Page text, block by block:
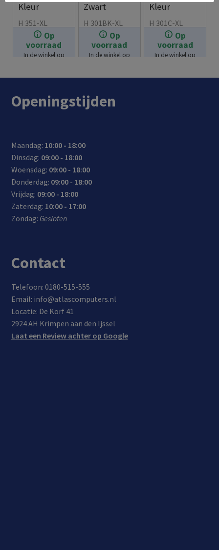
Op
voorraad
In de winkel op
Kleur
19.99
H 351-XL
Op
voorraad
In de winkel op
Zwart
21.99
H 301BK-XL
Op
voorraad
In de winkel op
Kleur
23.99
H 301C-XL
Openingstijden
Maandag: 10:00 - 18:00
Dinsdag: 09:00 - 18:00
Woensdag: 09:00 - 18:00
Donderdag: 09:00 - 18:00
Vrijdag: 09:00 - 18:00
Zaterdag: 10:00 - 17:00
Zondag: Gesloten
Contact
Telefoon: 0180-515-555
Email: info@atlascomputers.nl
Locatie: De Korf 41
2924 AH Krimpen aan den Ijssel
Laat een Review achter op Google